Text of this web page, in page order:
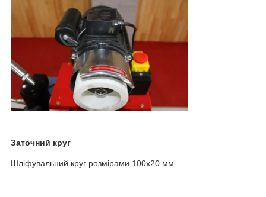
Заточний круг
Шліфувальний круг розмірами 100х20 мм.